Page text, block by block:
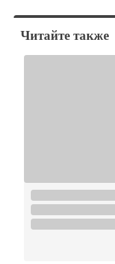
Читайте также